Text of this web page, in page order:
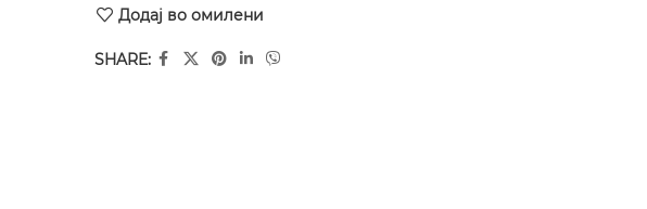
Додај во омилени
SHARE: